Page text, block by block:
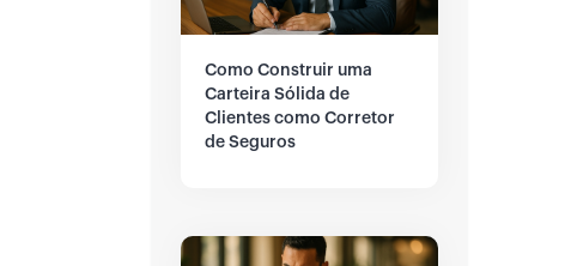
Como Construir uma
Carteira Sólida de
Clientes como Corretor
de Seguros